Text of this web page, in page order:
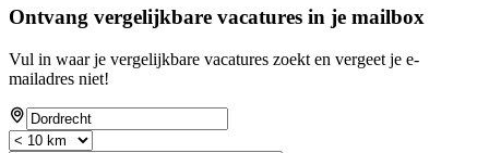
Ontvang vergelijkbare vacatures in je mailbox
Vul in waar je vergelijkbare vacatures zoekt en vergeet je e-
mailadres niet!